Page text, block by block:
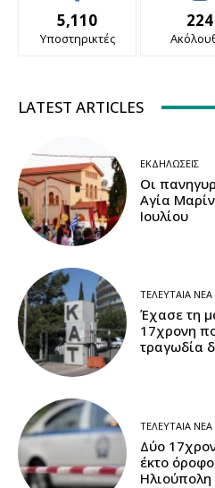
5,110
Υποστηρικτές
224
LATEST ARTICLES
ΕΚΔΗΛΏΣΕΙΣ
Οι
Αγία
Ιουλίου
ΤΕΛΕΥΤΑΊΑ ΝΈΑ
Έχασε τη
17χρονη
τραγωδία
ΤΕΛΕΥΤΑΊΑ ΝΈΑ
Δύο
έκτο
Ηλιούπολη